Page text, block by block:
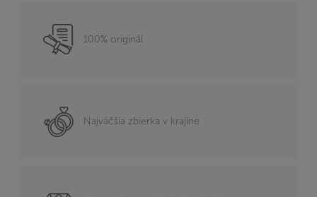
100% originál
Najväčšia zbierka v krajine